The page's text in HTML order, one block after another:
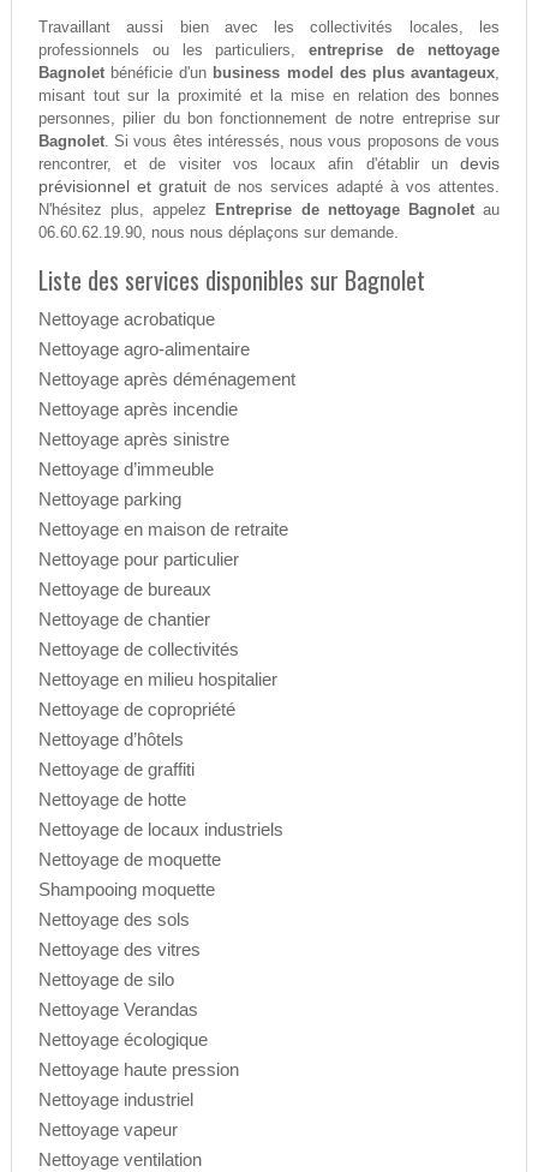
Travaillant aussi bien avec les collectivités locales, les
professionnels ou les particuliers,entreprise de nettoyage
Bagnoletbénéficie d'un business model des plus avantageux,
misant tout sur la proximité et la mise en relation des bonnes
personnes, pilier du bon fonctionnement de notre entreprise sur
Bagnolet. Si vous êtes intéressés, nous vous proposons de vous
rencontrer, et de visiter vos locaux afin d'établir undevis
prévisionnel et gratuitde nos services adapté à vos attentes.
N'hésitez plus, appelez
Entreprise de nettoyage Bagnoletau
06.60.62.19.90, nous nous déplaçons sur demande.
Liste des services disponibles sur Bagnolet
Nettoyage acrobatique
Nettoyage agro-alimentaire
Nettoyage après déménagement
Nettoyage après incendie
Nettoyage après sinistre
Nettoyage d’immeuble
Nettoyage parking
Nettoyage en maison de retraite
Nettoyage pour particulier
Nettoyage de bureaux
Nettoyage de chantier
Nettoyage de collectivités
Nettoyage en milieu hospitalier
Nettoyage de copropriété
Nettoyage d’hôtels
Nettoyage de graffiti
Nettoyage de hotte
Nettoyage de locaux industriels
Nettoyage de moquette
Shampooing moquette
Nettoyage des sols
Nettoyage des vitres
Nettoyage de silo
Nettoyage Verandas
Nettoyage écologique
Nettoyage haute pression
Nettoyage industriel
Nettoyage vapeur
Nettoyage ventilation